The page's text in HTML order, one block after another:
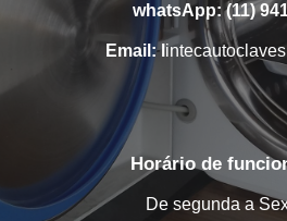
whatsApp:(11)
Email:
Horário de
De segunda a